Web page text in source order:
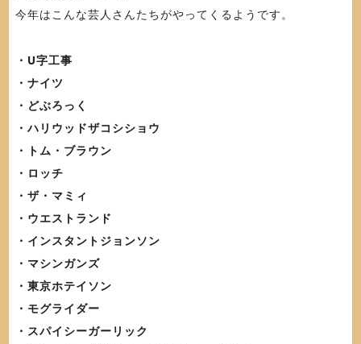
今年はこんな芸人さんたちがやってくるようです。
・U字工事
・ナイツ
・どぶろっく
・ハリウッドザコシショウ
・トム・ブラウン
・ロッチ
・ザ・マミィ
・ウエストランド
・インスタントジョンソン
・マシンガンズ
・東京ホテイソン
・モグライダー
・スパイシーガーリック